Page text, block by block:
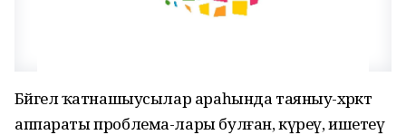
Бәйгелә ҡатнашыусылар араһында таяныу-хәрәкәт
аппараты проблема-лары булған, күреү, ишетеү